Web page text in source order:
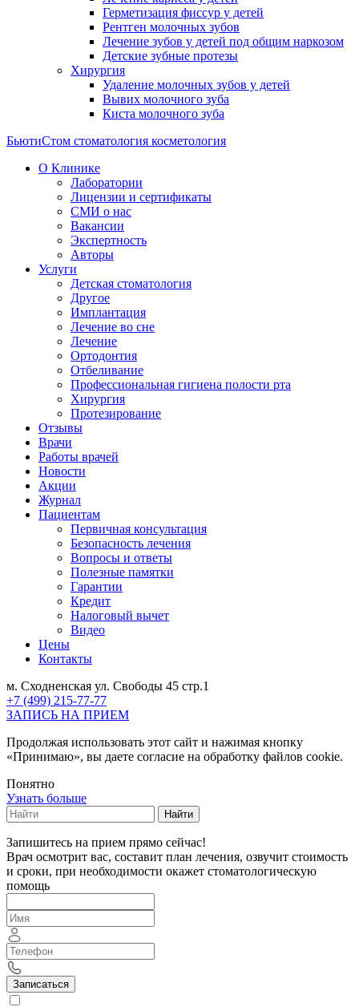
Герметизация фиссур у детей
Рентген молочных зубов
Лечение зубов у детей под общим наркозом
Детские зубные протезы
Хирургия
Удаление молочных зубов у детей
Вывих молочного зуба
Киста молочного зуба
БьютиСтом стоматология косметология
О Клинике
Лаборатории
Лицензии и сертификаты
СМИ о нас
Вакансии
Экспертность
Авторы
Услуги
Детская стоматология
Другое
Имплантация
Лечение во сне
Лечение
Ортодонтия
Отбеливание
Профессиональная гигиена полости рта
Хирургия
Протезирование
Отзывы
Врачи
Работы врачей
Новости
Акции
Журнал
Пациентам
Первичная консультация
Безопасность лечения
Вопросы и ответы
Полезные памятки
Гарантии
Кредит
Налоговый вычет
Видео
Цены
Контакты
м. Сходненская ул. Свободы 45 стр.1
+7 (499) 215-77-77
ЗАПИСЬ НА ПРИЕМ
Продолжая использовать этот сайт и нажимая кнопку
«Принимаю», вы даете согласие на обработку файлов cookie.
Понятно
Узнать больше
Найти
Запишитесь на прием прямо сейчас!
Врач осмотрит вас, составит план лечения, озвучит стоимость
и сроки, при необходимости окажет стоматологическую
помощь
Записаться